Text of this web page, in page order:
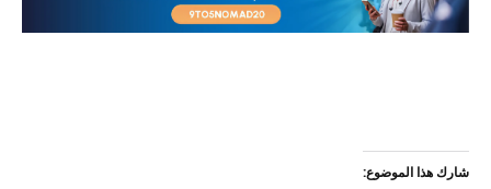
شارك هذا الموضوع: